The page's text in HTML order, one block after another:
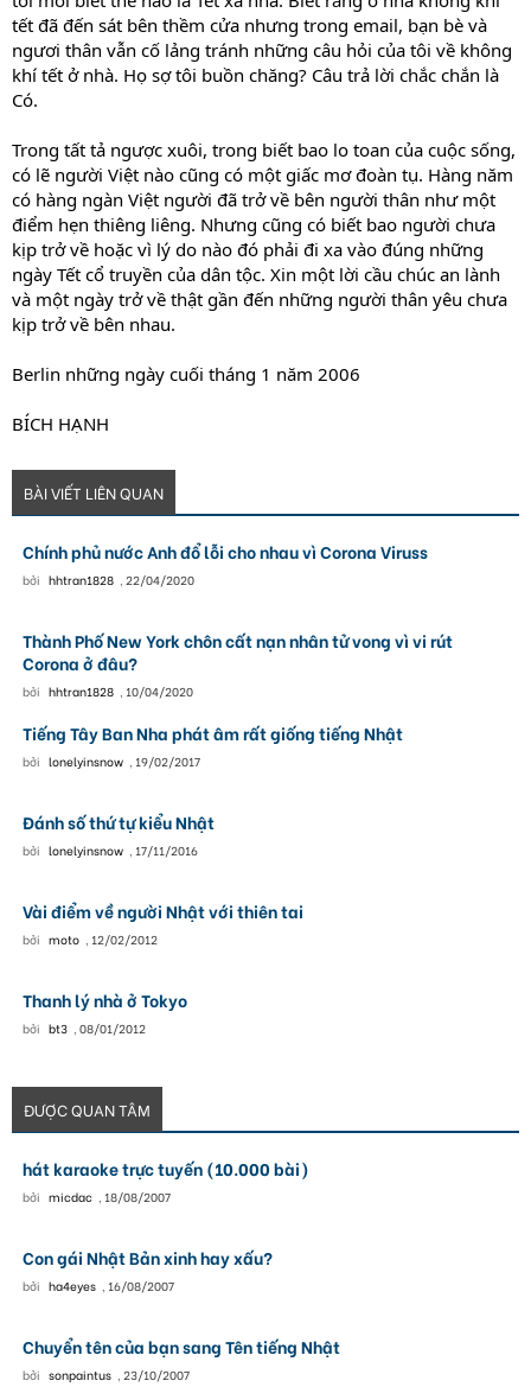
tết đã đến sát bên thềm cửa nhưng trong email, bạn bè và
ngươi thân vẫn cố lảng tránh những câu hỏi của tôi về không
khí tết ở nhà. Họ sợ tôi buồn chăng? Câu trả lời chắc chắn là
Có.
Trong tất tả ngược xuôi, trong biết bao lo toan của cuộc sống,
có lẽ người Việt nào cũng có một giấc mơ đoàn tụ. Hàng năm
có hàng ngàn Việt người đã trở về bên người thân như một
điểm hẹn thiêng liêng. Nhưng cũng có biết bao người chưa
kịp trở về hoặc vì lý do nào đó phải đi xa vào đúng những
ngày Tết cổ truyền của dân tộc. Xin một lời cầu chúc an lành
và một ngày trở về thật gần đến những người thân yêu chưa
kịp trở về bên nhau.
Berlin những ngày cuối tháng 1 năm 2006
BÍCH HẠNH
BÀI VIẾT LIÊN QUAN
Chính phủ nước Anh đổ lỗi cho nhau vì Corona Viruss
bởi hhtran1828 , 22/04/2020
Thành Phố New York chôn cất nạn nhân tử vong vì vi rút
Corona ở đâu?
bởi hhtran1828 , 10/04/2020
Tiếng Tây Ban Nha phát âm rất giống tiếng Nhật
bởi lonelyinsnow , 19/02/2017
Đánh số thứ tự kiểu Nhật
bởi lonelyinsnow , 17/11/2016
Vài điểm về người Nhật với thiên tai
bởi moto , 12/02/2012
Thanh lý nhà ở Tokyo
bởi bt3 , 08/01/2012
ĐƯỢC QUAN TÂM
hát karaoke trực tuyến (10.000 bài)
bởi micdac , 18/08/2007
Con gái Nhật Bản xinh hay xấu?
bởi ha4eyes , 16/08/2007
Chuyển tên của bạn sang Tên tiếng Nhật
bởi sonpaintus , 23/10/2007